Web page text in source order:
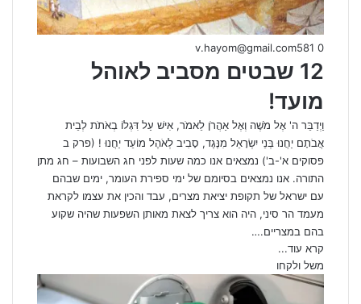
v.hayom@gmail.com 0
12 שבטים מסביב לאוהל
מועד!
וַיְדַבֵּר ה' אֶל מֹשֶׁה וְאֶל אַהֲרֹן לֵאמֹר, אִישׁ עַל דִּגְלוֹ בְאֹתֹת לְבֵית
אֲבֹתָם יַחֲנוּ בְּנֵי יִשְׂרָאֵל מִנֶּגֶד, סָבִיב לְאֹהֶל מוֹעֵד יַחֲנוּ ! (פרק ב
פסוקים א'-ב') נמצאים אנו כמה שעות לפני חג השבועות – חג מתן
התורה. אנו נמצאים בסיומם של ימי ספירת העומר, ימים שבהם
עם ישראל של תקופת יציאת מצרים, עבד והכין את עצמו לקראת
מעמד הר סיני, היה הוא צריך לצאת מאותן השפעות שהיה שקוע
בהם במצריים.…
קרא עוד...
משל ולקחו